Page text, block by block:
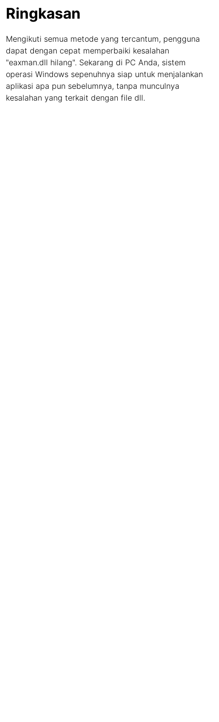
Ringkasan
Mengikuti semua metode yang tercantum, pengguna
dapat dengan cepat memperbaiki kesalahan
"eaxman.dll hilang". Sekarang di PC Anda, sistem
operasi Windows sepenuhnya siap untuk menjalankan
aplikasi apa pun sebelumnya, tanpa munculnya
kesalahan yang terkait dengan file dll.